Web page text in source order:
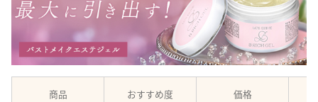
商品 おすすめ度 価格